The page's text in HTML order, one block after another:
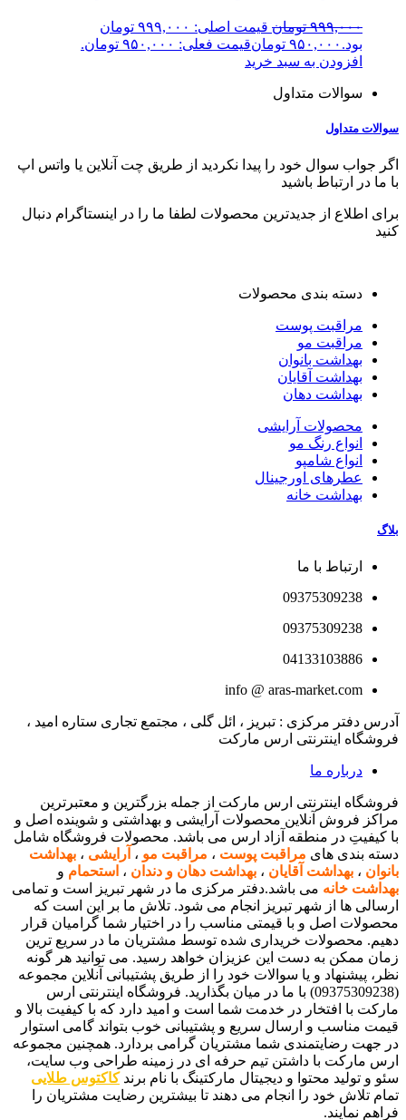
۹۹۹,۰۰۰ تومان
قیمت اصلی: ۹۹۹,۰۰۰ تومان
بود. ۹۵۰,۰۰۰ تومانقیمت فعلی: ۹۵۰,۰۰۰ تومان.
افزودن به سبد خرید
سوالات متداول
سوالات متداول
اگر جواب سوال خود را پیدا نکردید از طریق چت آنلاین یا واتس اپ
با ما در ارتباط باشید
برای اطلاع از جدیدترین محصولات لطفا ما را در اینستاگرام دنبال
کنید
دسته بندی محصولات
مراقبت پوست
مراقبت مو
بهداشت بانوان
بهداشت آقایان
بهداشت دهان
محصولات آرایشی
انواع رنگ مو
انواع شامپو
عطرهای اورجینال
بهداشت خانه
بلاگ
ارتباط با ما
09375309238
09375309238
04133103886
info @ aras-market.com
آدرس دفتر مرکزی : تبریز ، ائل گلی ، مجتمع تجاری ستاره امید ،
فروشگاه اینترنتی ارس مارکت
درباره ما
فروشگاه اینترنتی ارس مارکت از جمله بزرگترین و معتبرترین
مراکز فروش آنلاین محصولات آرایشی و بهداشتی و شوینده اصل و
با کیفیتِ در منطقه آزاد ارس می باشد. محصولات فروشگاه شامل
دسته بندی های مراقبت پوست ، مراقبت مو ، آرایشی ، بهداشت
بانوان ، بهداشت آقایان ، بهداشت دهان و دندان ، استحمام و
بهداشت خانه می باشد.دفتر مرکزی ما در شهر تبریز است و تمامی
ارسالی ها از شهر تبریز انجام می شود. تلاش ما بر این است که
محصولات اصل و با قیمتی مناسب را در اختیار شما گرامیان قرار
دهیم. محصولات خریداری شده توسط مشتریان ما در سریع ترین
زمان ممکن به دست این عزیزان خواهد رسید. می توانید هر گونه
نظر، پیشنهاد و یا سوالات خود را از طریق پشتیبانی آنلاین مجموعه
(09375309238) با ما در میان بگذارید. فروشگاه اینترنتی ارس
مارکت با افتخار در خدمت شما است و امید دارد که با کیفیت بالا و
قیمت مناسب و ارسال سریع و پشتیبانی خوب بتواند گامی استوار
در جهت رضایتمندی شما مشتریان گرامی بردارد. همچنین مجموعه
ارس مارکت با داشتن تیم حرفه ای در زمینه طراحی وب سایت،
سئو و تولید محتوا و دیجیتال مارکتینگ با نام برندکاکتوس طلایی
تمام تلاش خود را انجام می دهند تا بیشترین رضایت مشتریان را
فراهم نمایند.